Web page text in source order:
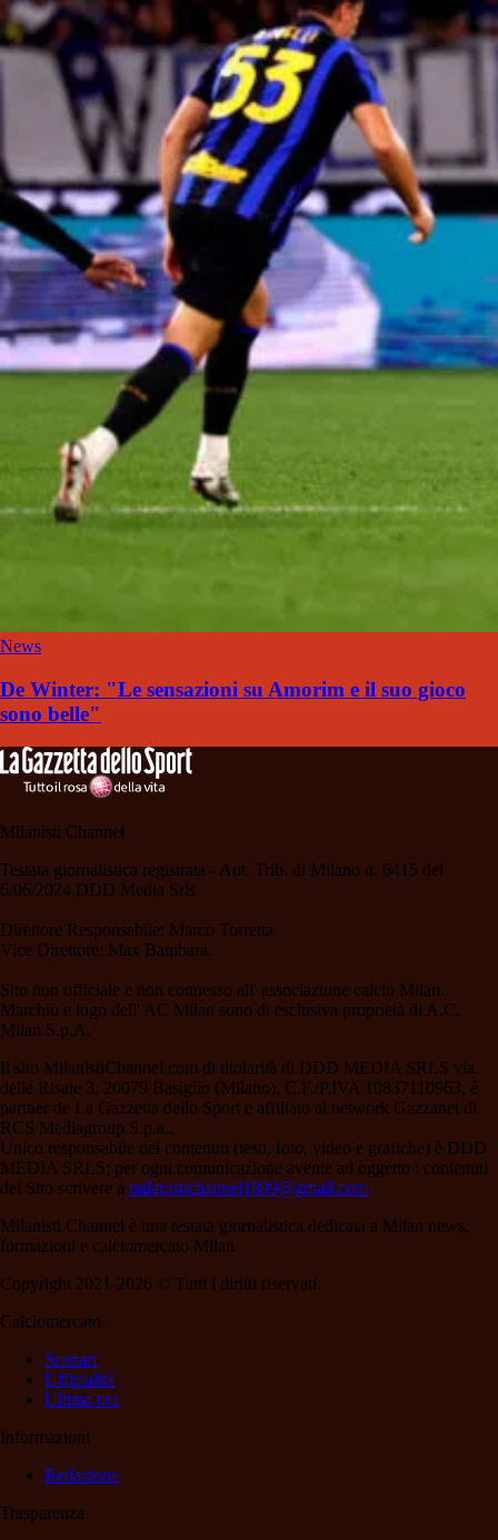
News
De Winter: "Le sensazioni su Amorim e il suo gioco
sono belle"
Milanisti Channel
Testata giornalistica registrata - Aut. Trib. di Milano n. 6415 del
6/06/2024 DDD Media Srls
Direttore Responsabile: Marco Torretta
Vice Direttore: Max Bambara.
Sito non ufficiale e non connesso all' associazione calcio Milan.
Marchio e logo dell' AC Milan sono di esclusiva proprietà di A.C.
Milan S.p.A.
Il sito MilanistiChannel.com di titolarità di DDD MEDIA SRLS via
delle Risaie 3, 20079 Basiglio (Milano), C.F./P.IVA 10837110963, è
partner de La Gazzetta dello Sport e affiliato al network Gazzanet di
RCS Mediagroup S.p.a..
Unico responsabile dei contenuti (testi, foto, video e grafiche) è DDD
MEDIA SRLS; per ogni comunicazione avente ad oggetto i contenuti
del Sito scrivere a milanistichannel1899@gmail.com
Milanisti Channel è una testata giornalistica dedicata a Milan news,
formazioni e calciomercato Milan
Copyright 2021-2026 © Tutti i diritti riservati.
Calciomercato
Scenari
Ufficialità
Ultima ora
Informazioni
Redazione
Trasparenza